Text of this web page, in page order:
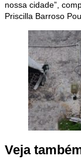
nossa cidade”,
Priscilla Barroso
Veja